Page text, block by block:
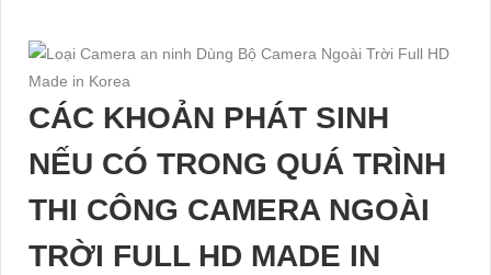
CÁC KHOẢN PHÁT SINH
NẾU CÓ TRONG QUÁ TRÌNH
THI CÔNG CAMERA NGOÀI
TRỜI FULL HD MADE IN